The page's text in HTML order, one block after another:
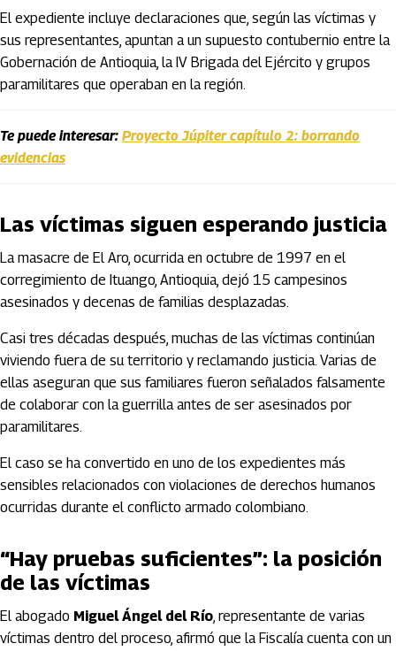
El expediente incluye declaraciones que, según las víctimas y
sus representantes, apuntan a un supuesto contubernio entre la
Gobernación de Antioquia, la IV Brigada del Ejército y grupos
paramilitares que operaban en la región.
Te puede interesar: Proyecto Júpiter capítulo 2: borrando
evidencias
Las víctimas siguen esperando justicia
La masacre de El Aro, ocurrida en octubre de 1997 en el
corregimiento de Ituango, Antioquia, dejó 15 campesinos
asesinados y decenas de familias desplazadas.
Casi tres décadas después, muchas de las víctimas continúan
viviendo fuera de su territorio y reclamando justicia. Varias de
ellas aseguran que sus familiares fueron señalados falsamente
de colaborar con la guerrilla antes de ser asesinados por
paramilitares.
El caso se ha convertido en uno de los expedientes más
sensibles relacionados con violaciones de derechos humanos
ocurridas durante el conflicto armado colombiano.
“Hay pruebas suficientes”: la posición
de las víctimas
El abogado Miguel Ángel del Río, representante de varias
víctimas dentro del proceso, afirmó que la Fiscalía cuenta con un